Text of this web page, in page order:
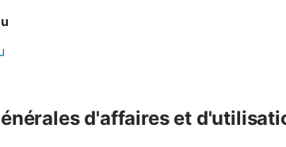
d'affaires et